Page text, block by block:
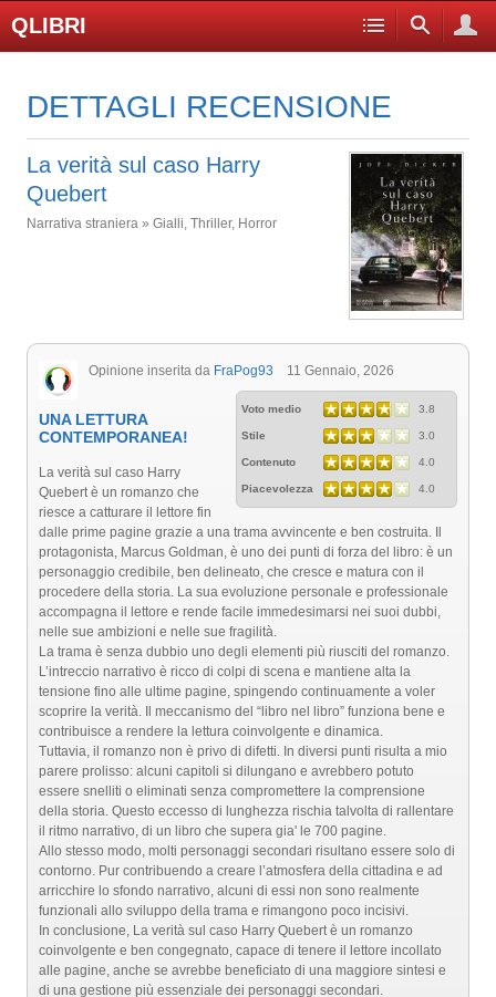
QLIBRI
DETTAGLI RECENSIONE
La verità sul caso Harry
Quebert
Narrativa straniera » Gialli, Thriller, Horror
Opinione inserita da FraPog93 11 Gennaio, 2026
Voto medio 3.8
Stile 3.0
Contenuto 4.0
Piacevolezza 4.0
UNA LETTURA
CONTEMPORANEA!
La verità sul caso Harry
Quebert è un romanzo che
riesce a catturare il lettore fin
dalle prime pagine grazie a una trama avvincente e ben costruita. Il
protagonista, Marcus Goldman, è uno dei punti di forza del libro: è un
personaggio credibile, ben delineato, che cresce e matura con il
procedere della storia. La sua evoluzione personale e professionale
accompagna il lettore e rende facile immedesimarsi nei suoi dubbi,
nelle sue ambizioni e nelle sue fragilità.
La trama è senza dubbio uno degli elementi più riusciti del romanzo.
L’intreccio narrativo è ricco di colpi di scena e mantiene alta la
tensione fino alle ultime pagine, spingendo continuamente a voler
scoprire la verità. Il meccanismo del “libro nel libro” funziona bene e
contribuisce a rendere la lettura coinvolgente e dinamica.
Tuttavia, il romanzo non è privo di difetti. In diversi punti risulta a mio
parere prolisso: alcuni capitoli si dilungano e avrebbero potuto
essere snelliti o eliminati senza compromettere la comprensione
della storia. Questo eccesso di lunghezza rischia talvolta di rallentare
il ritmo narrativo, di un libro che supera gia' le 700 pagine.
Allo stesso modo, molti personaggi secondari risultano essere solo di
contorno. Pur contribuendo a creare l’atmosfera della cittadina e ad
arricchire lo sfondo narrativo, alcuni di essi non sono realmente
funzionali allo sviluppo della trama e rimangono poco incisivi.
In conclusione, La verità sul caso Harry Quebert è un romanzo
coinvolgente e ben congegnato, capace di tenere il lettore incollato
alle pagine, anche se avrebbe beneficiato di una maggiore sintesi e
di una gestione più essenziale dei personaggi secondari.